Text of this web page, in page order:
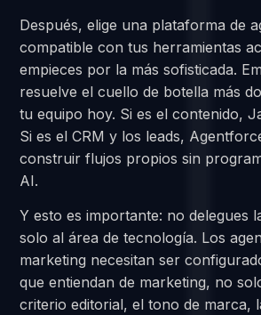
Después, elige una plataforma de
compatible con tus herramientas
empieces por la más sofisticada.
resuelve el cuello de botella más
tu equipo hoy. Si es el contenido,
Si es el CRM y los leads,
construir flujos propios sin
AI.
Y esto es importante: no delegues
solo al área de tecnología. Los
marketing necesitan ser
que entiendan de marketing, no
criterio editorial, el tono de marca,